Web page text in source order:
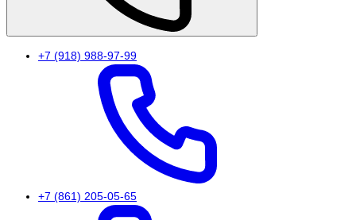
+7 (918) 988-97-99
+7 (861) 205-05-65